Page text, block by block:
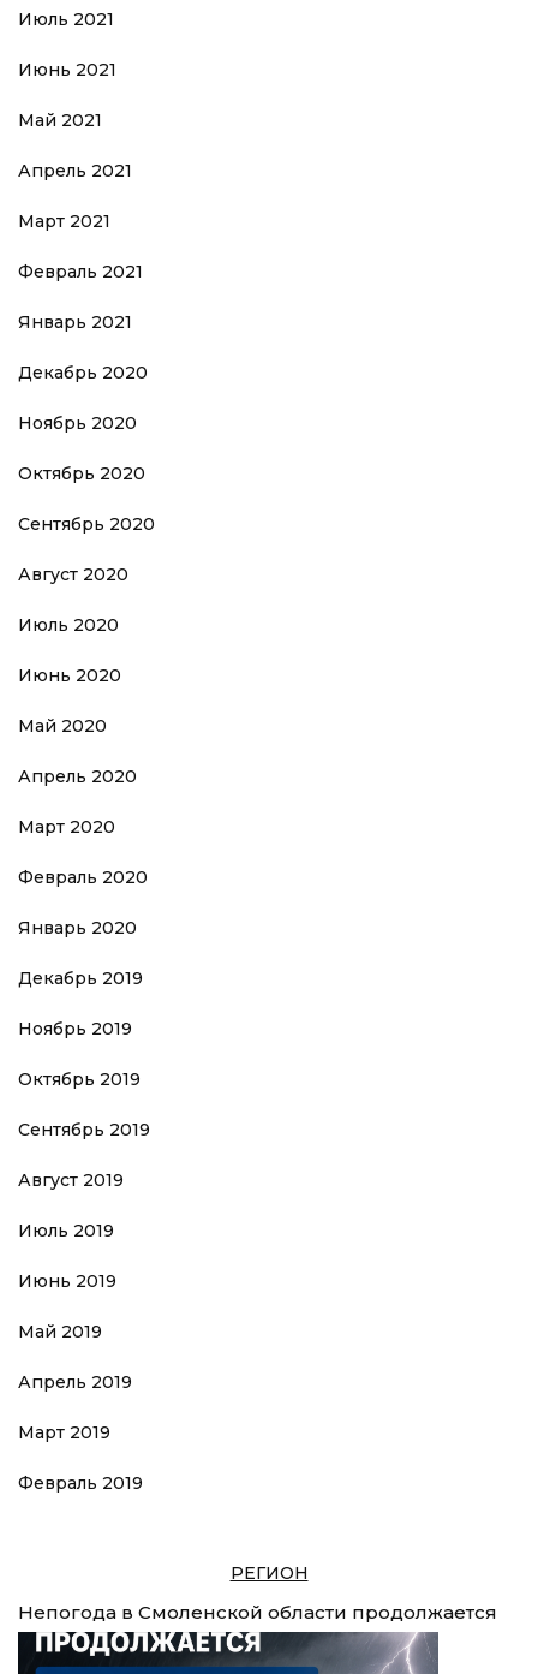
Июль 2021
Июнь 2021
Май 2021
Апрель 2021
Март 2021
Февраль 2021
Январь 2021
Декабрь 2020
Ноябрь 2020
Октябрь 2020
Сентябрь 2020
Август 2020
Июль 2020
Июнь 2020
Май 2020
Апрель 2020
Март 2020
Февраль 2020
Январь 2020
Декабрь 2019
Ноябрь 2019
Октябрь 2019
Сентябрь 2019
Август 2019
Июль 2019
Июнь 2019
Май 2019
Апрель 2019
Март 2019
Февраль 2019
РЕГИОН
Непогода в Смоленской области продолжается